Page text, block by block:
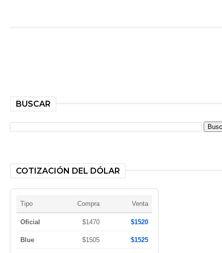
BUSCAR
COTIZACIÓN DEL DÓLAR
Tipo Compra Venta
Oficial $1470 $1520
Blue $1505 $1525